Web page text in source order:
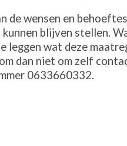
de wensen en
blijven stellen.
leggen wat deze
dan niet om zelf
0633660332.